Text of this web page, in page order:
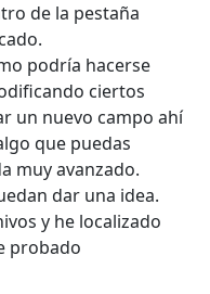
de la pestaña
podría hacerse
ciertos
un nuevo campo ahí
que puedas
muy avanzado.
dar una idea.
y he localizado
probado